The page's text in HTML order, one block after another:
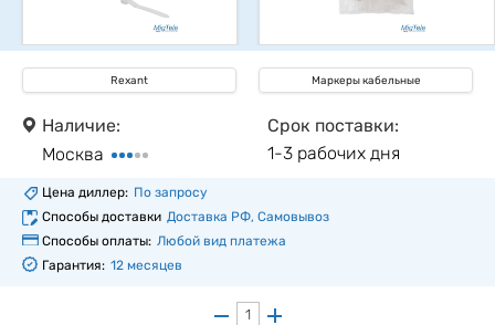
Rexant Маркеры кабельные
Наличие:
Москва
Срок поставки:
1-3 рабочих дня
Цена диллер: По запросу
Способы доставки Доставка РФ, Самовывоз
Способы оплаты: Любой вид платежа
Гарантия: 12 месяцев